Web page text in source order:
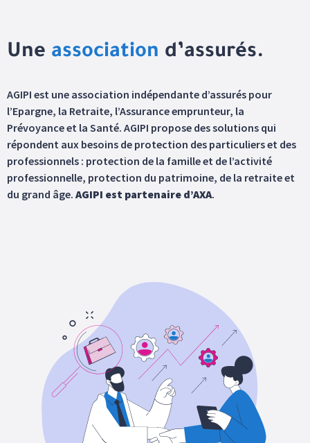
Une association d’assurés.
AGIPI est une association indépendante d’assurés pour
l’Epargne, la Retraite, l’Assurance emprunteur, la
Prévoyance et la Santé. AGIPI propose des solutions qui
répondent aux besoins de protection des particuliers et des
professionnels : protection de la famille et de l’activité
professionnelle, protection du patrimoine, de la retraite et
du grand âge. AGIPI est partenaire d’AXA.